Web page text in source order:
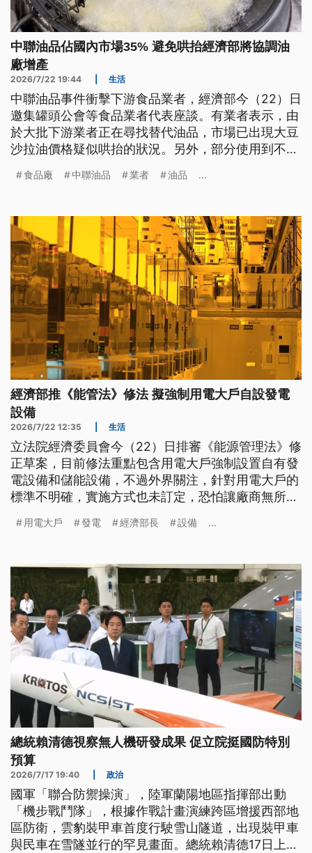
中聯油品佔國內市場35% 避免哄抬經濟部將協調油
廠增產
2026/7/22 19:44 生活
中聯油品事件衝擊下游食品業者，經濟部今（22）日
邀集罐頭公會等食品業者代表座談。有業者表示，由
於大批下游業者正在尋找替代油品，市場已出現大豆
沙拉油價格疑似哄抬的狀況。另外，部分使用到不合
提出集體求償，經濟部則表示，如果要求償，將予以
食品廠 中聯油品 業者 油品 ...
經濟部推《能管法》修法 擬強制用電大戶自設發電
設備
2026/7/22 12:35 生活
立法院經濟委員會今（22）日排審《能源管理法》修
正草案，目前修法重點包含用電大戶強制設置自有發
電設備和儲能設備，不過外界關注，針對用電大戶的
標準不明確，實施方式也未訂定，恐怕讓廠商無所適
用電大戶 發電 經濟部長 設備 ...
總統賴清德視察無人機研發成果 促立院挺國防特別
預算
2026/7/17 19:40 政治
國軍「聯合防禦操演」，陸軍蘭陽地區指揮部出動
「機步戰鬥隊」，根據作戰計畫演練跨區增援西部地
區防衛，雲豹裝甲車首度行駛雪山隧道，出現裝甲車
與民車在雪隧並行的罕見畫面。總統賴清德17日上午